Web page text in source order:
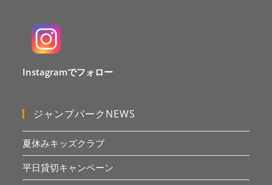
Instagramでフォロー
ジャンプパークNEWS
夏休みキッズクラブ
平日貸切キャンペーン